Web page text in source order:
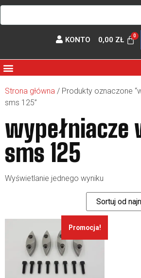
KONTO 0,00 ZŁ
Strona główna / Produkty oznaczone
sms 125”
wypełniacze
sms 125
Wyświetlanie jednego wyniku
Promocja!